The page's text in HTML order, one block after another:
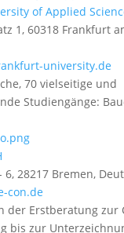
of Applied
1, 60318 Frankfurt
university.de
70 vielseitige und
Studiengänge:
6, 28217 Bremen,
con.de
der Erstberatung zur
bis zur